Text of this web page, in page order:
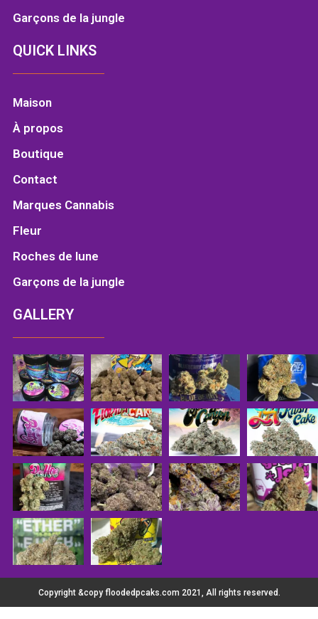
Garçons de la jungle
QUICK LINKS
Maison
À propos
Boutique
Contact
Marques Cannabis
Fleur
Roches de lune
Garçons de la jungle
GALLERY
Copyright &copy floodedpcaks.com 2021, All rights reserved.